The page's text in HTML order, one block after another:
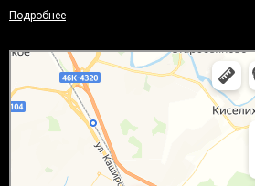
Подробнее